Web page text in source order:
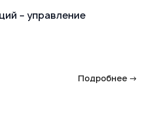
– управление
Подробнее →